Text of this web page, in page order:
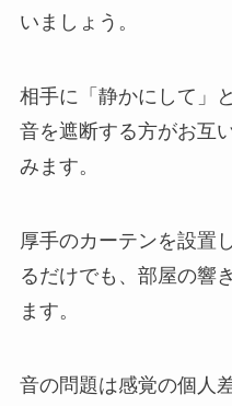
いましょう。
相手に「静かにして」
音を遮断する方がお互
みます。
厚手のカーテンを設置
るだけでも、部屋の響
ます。
音の問題は感覚の個人